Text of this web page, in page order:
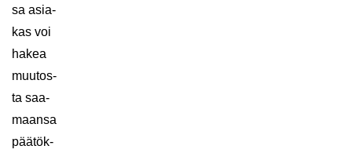
sa asia­
kas voi
hakea
muu­tos­
ta saa­
maan­sa
pää­tök­